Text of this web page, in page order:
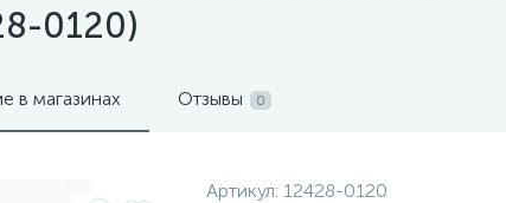
0120)
в магазинах Отзывы 0
Артикул: 12428-0120